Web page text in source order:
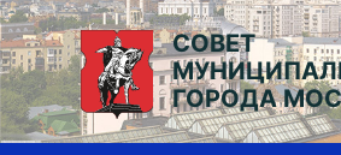
СОВЕТ
ГОРОДА